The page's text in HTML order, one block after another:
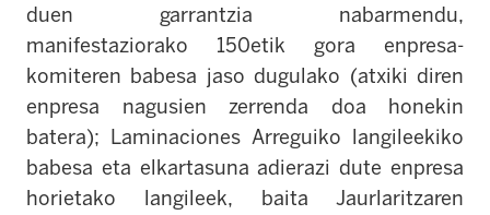
duen garrantzia nabarmendu,
manifestaziorako 150etik gora enpresa-
komiteren babesa jaso dugulako (atxiki diren
enpresa nagusien zerrenda doa honekin
batera); Laminaciones Arreguiko langileekiko
babesa eta elkartasuna adierazi dute enpresa
horietako langileek, baita Jaurlaritzaren